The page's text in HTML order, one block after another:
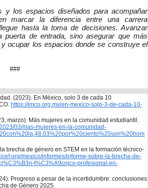
y los espacios diseñados para acompañar
marcar la diferencia entre una carrera
hasta la toma de decisiones. Avanzar
de entrada, sino asegurar que más
ocupar los espacios donde se construye el
###
(2023). En México, solo 3 de cada 10
https://imco.org.mx/en-mexico-solo-3-de-cada-10-
03/mas-mujeres-en-la-comunidad-
brecha de género en STEM en la formación técnico-
mexico/informes/informe-sobre-la-brecha-de-
t%C3%A9cnico-profesional-en-
Progreso a pesar de la incertidumbre: conclusiones